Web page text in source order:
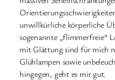
unwillkürliche körperliche
sogenannte „flimmerfreie“
mit Glättung sind für mich
Glühlampen sowie
hingegen, geht es mir gut.